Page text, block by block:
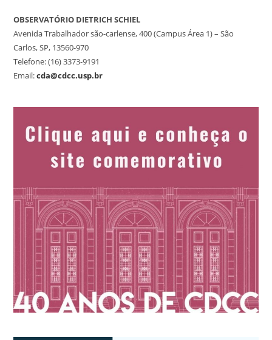
OBSERVATÓRIO DIETRICH SCHIEL
Avenida Trabalhador são-carlense, 400 (Campus Área 1) – São
Carlos, SP, 13560-970
Telefone: (16) 3373-9191
Email:cda@cdcc.usp.br